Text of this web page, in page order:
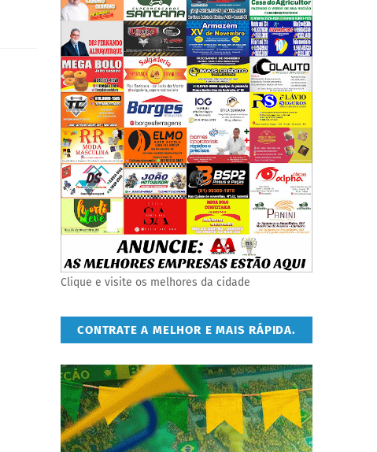
Clique e visite os melhores da cidade
CONTRATE A MELHOR E MAIS RÁPIDA.